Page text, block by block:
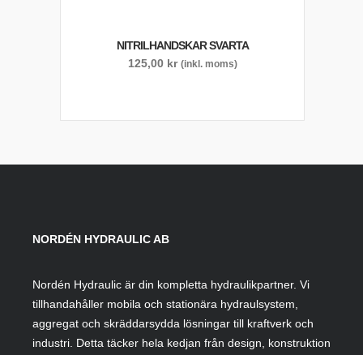
NITRILHANDSKAR SVARTA
125,00 kr (inkl. moms)
NORDÉN HYDRAULIC AB
Nordén Hydraulic är din kompletta hydraulikpartner. Vi
tillhandahåller mobila och stationära hydraulsystem,
aggregat och skräddarsydda lösningar till kraftverk och
industri. Detta täcker hela kedjan från design, konstruktion